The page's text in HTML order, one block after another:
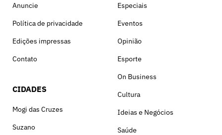
Anuncie
Política de privacidade
Edições impressas
Contato
CIDADES
Mogi das Cruzes
Suzano
Especiais
Eventos
Opinião
Esporte
On Business
Cultura
Ideias e Negócios
Saúde